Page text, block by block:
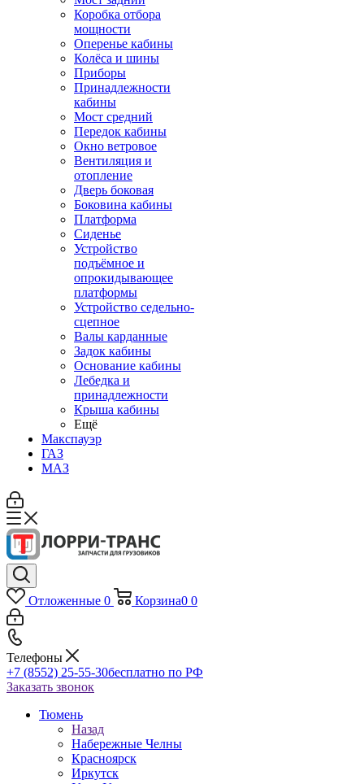
Коробка отбора
мощности
Оперенье кабины
Колёса и шины
Приборы
Принадлежности
кабины
Мост средний
Передок кабины
Окно ветровое
Вентиляция и
отопление
Дверь боковая
Боковина кабины
Платформа
Сиденье
Устройство
подъёмное и
опрокидывающее
платформы
Устройство седельно-
сцепное
Валы карданные
Задок кабины
Основание кабины
Лебедка и
принадлежности
Крыша кабины
Ещё
Макспауэр
ГАЗ
МАЗ
Отложенные 0 Корзина0 0
Телефоны
+7 (8552) 25-55-30бесплатно по РФ
Заказать звонок
Тюмень
Назад
Набережные Челны
Красноярск
Иркутск